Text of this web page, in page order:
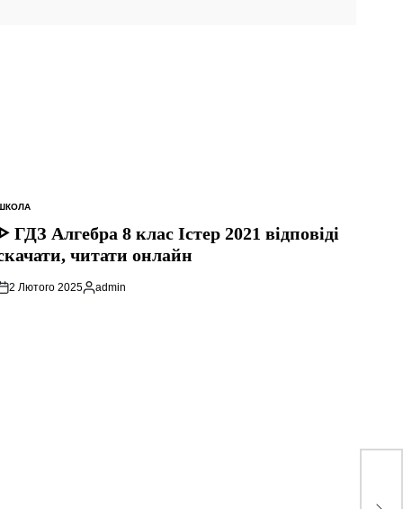
ГДЗ Алгебра 8 клас Істер 2021 відповіді
читати онлайн
2 Лютого 2025
Опубліковано
admin